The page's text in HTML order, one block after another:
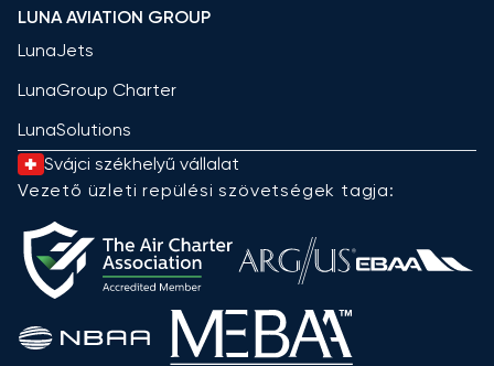
LUNA AVIATION GROUP
LunaJets
LunaGroup Charter
LunaSolutions
Svájci székhelyű vállalat
Vezető üzleti repülési szövetségek tagja: